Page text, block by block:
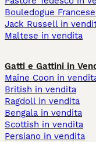
Bouledogue
Jack Russell in
Maltese in vendita
Gatti e Gattini in
Maine Coon in
British in vendita
Ragdoll in vendita
Bengala in vendita
Scottish in vendita
Persiano in vendita